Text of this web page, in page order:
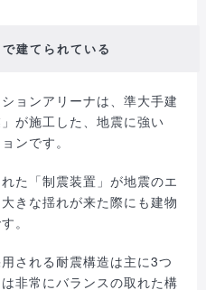
建てられている
ョンアリーナは、準大手建
が施工した、地震に強い
ンです。
た「制震装置」が地震のエ
きな揺れが来た際にも建物
。
される耐震構造は主に3つ
非常にバランスの取れた構